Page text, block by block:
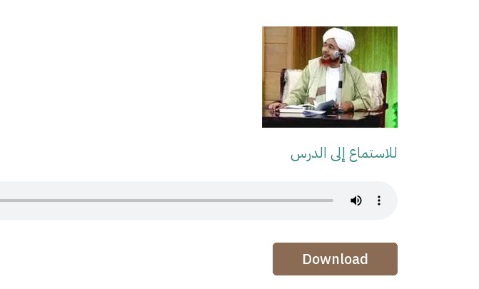
للاستماع إلى الدرس
Audio Stream
Audio Stream
Download